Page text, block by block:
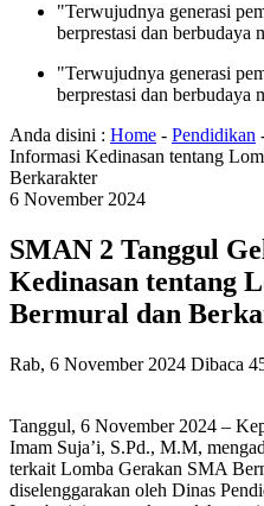
"Terwujudnya generasi
berprestasi dan berbudaya
"Terwujudnya generasi
berprestasi dan berbudaya
Anda disini : Home - Pendidikan
Informasi Kedinasan tentang
Berkarakter
6 November 2024
SMAN 2 Tanggul
Kedinasan tentang
Bermural dan
Rab, 6 November 2024 Dibaca
Tanggul, 6 November 2024 –
Imam Suja’i, S.Pd., M.M,
terkait Lomba Gerakan SMA
diselenggarakan oleh Dinas